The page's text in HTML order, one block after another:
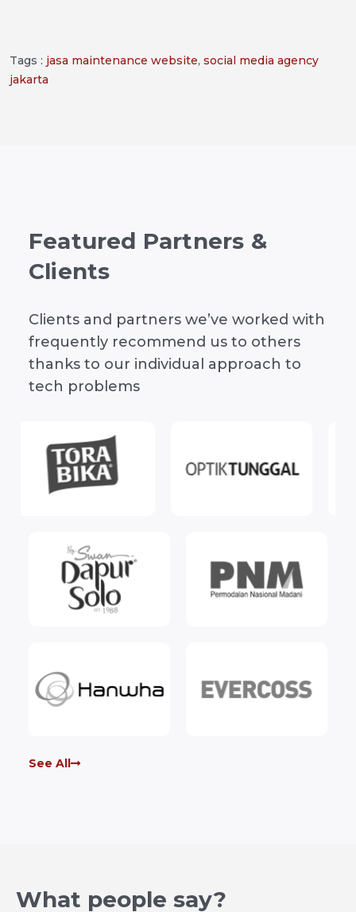
Tags : jasa maintenance website, social media agency
jakarta
Featured Partners &
Clients
Clients and partners we’ve worked with
frequently recommend us to others
thanks to our individual approach to
tech problems
See All
What people say?